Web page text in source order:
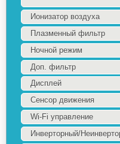
Ионизатор воздуха
Плазменный фильтр
Ночной режим
Доп. фильтр
Дисплей
Сенсор движения
Wi-Fi управление
Инверторный/